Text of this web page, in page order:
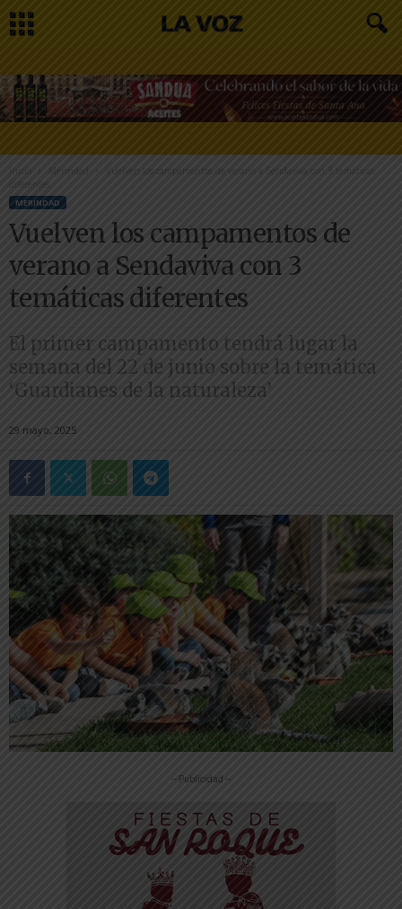
Inicio
Vuelven los campamentos de verano a Sendaviva con 3 temáticas
diferentes
MERINDAD
Vuelven los campamentos de
verano a Sendaviva con 3
temáticas diferentes
El primer campamento tendrá lugar la
semana del 22 de junio sobre la temática
‘Guardianes de la naturaleza’
29 mayo, 2025
-- Publicidad --